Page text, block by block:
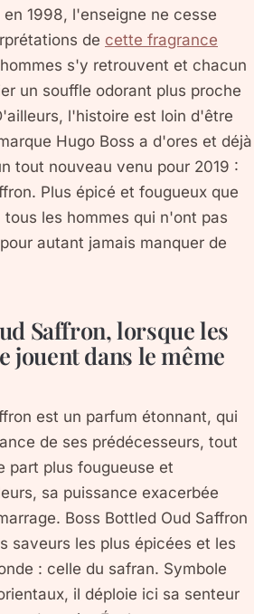
1998, l'enseigne ne cesse
de cette fragrance
s'y retrouvent et chacun
un souffle odorant plus proche
l'histoire est loin d'être
Hugo Boss a d'ores et déjà
tout nouveau venu pour 2019 :
Plus épicé et fougueux que
les hommes qui n'ont pas
autant jamais manquer de
Saffron, lorsque les
jouent dans le même
est un parfum étonnant, qui
de ses prédécesseurs, tout
part plus fougueuse et
sa puissance exacerbée
Boss Bottled Oud Saffron
saveurs les plus épicées et les
: celle du safran. Symbole
il déploie ici sa senteur